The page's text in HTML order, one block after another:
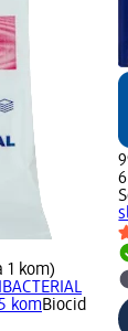
1 kom)
komBiocid